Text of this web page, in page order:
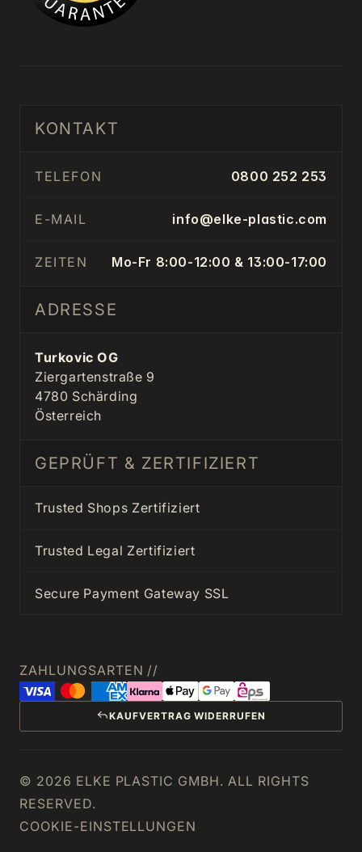
KONTAKT
TELEFON 0800 252 253
E-MAIL info@elke-plastic.com
ZEITEN Mo-Fr 8:00-12:00 & 13:00-17:00
ADRESSE
Turkovic OG
Ziergartenstraße 9
4780 Schärding
Österreich
GEPRÜFT & ZERTIFIZIERT
Trusted Shops Zertifiziert
Trusted Legal Zertifiziert
Secure Payment Gateway SSL
ZAHLUNGSARTEN //
KAUFVERTRAG WIDERRUFEN
© 2026 ELKE PLASTIC GMBH. ALL RIGHTS
RESERVED.
COOKIE-EINSTELLUNGEN